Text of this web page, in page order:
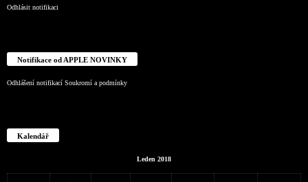
Odhlásit notifikaci
Notifikace od APPLE NOVINKY
Odhlášení notifikací Soukromí a podmínky
Kalendář
Leden 2018